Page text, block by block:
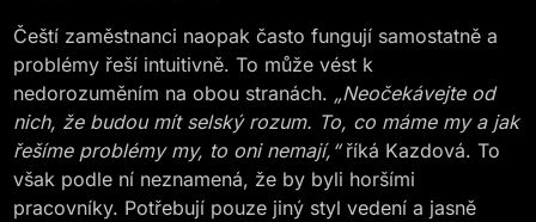
Čeští zaměstnanci naopak často fungují samostatně a
problémy řeší intuitivně. To může vést k
nedorozuměním na obou stranách. „Neočekávejte od
nich, že budou mít selský rozum. To, co máme my a jak
řešíme problémy my, to oni nemají,“říká Kazdová. To
však podle ní neznamená, že by byli horšími
pracovníky. Potřebují pouze jiný styl vedení a jasně